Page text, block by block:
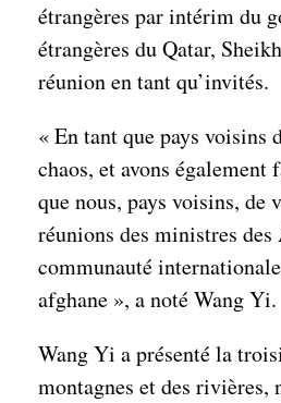
étrangères par intérim du
étrangères du Qatar,
réunion en tant qu’invités.
« En tant que pays voisins
chaos, et avons
que nous, pays voisins,
réunions des ministres
communauté
afghane », a noté Wang Yi.
Wang Yi a présenté la
montagnes et des